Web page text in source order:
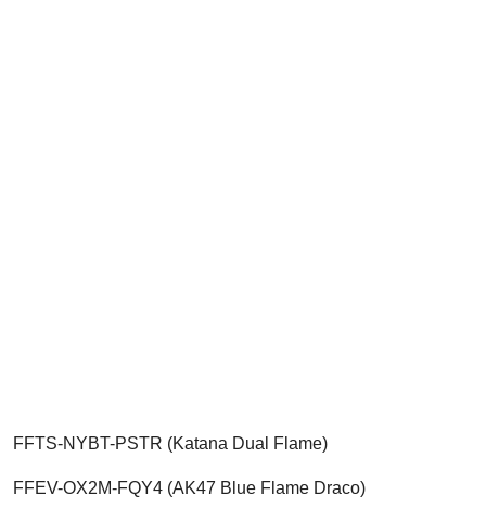
FFTS-NYBT-PSTR (Katana Dual Flame)
FFEV-OX2M-FQY4 (AK47 Blue Flame Draco)